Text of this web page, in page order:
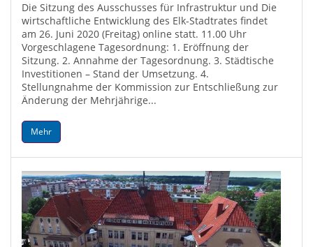
Die Sitzung des Ausschusses für Infrastruktur und Die
wirtschaftliche Entwicklung des Elk-Stadtrates findet
am 26. Juni 2020 (Freitag) online statt. 11.00 Uhr
Vorgeschlagene Tagesordnung: 1. Eröffnung der
Sitzung. 2. Annahme der Tagesordnung. 3. Städtische
Investitionen – Stand der Umsetzung. 4.
Stellungnahme der Kommission zur Entschließung zur
Änderung der Mehrjährige...
Mehr